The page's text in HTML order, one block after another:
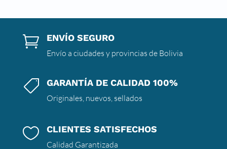
 ENVÍO SEGURO
Envío a ciudades y provincias de Bolivia
 GARANTÍA DE CALIDAD 100%
Originales, nuevos, sellados
 CLIENTES SATISFECHOS
Calidad Garantizada